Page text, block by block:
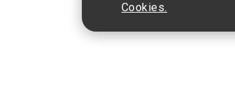
Cookies.